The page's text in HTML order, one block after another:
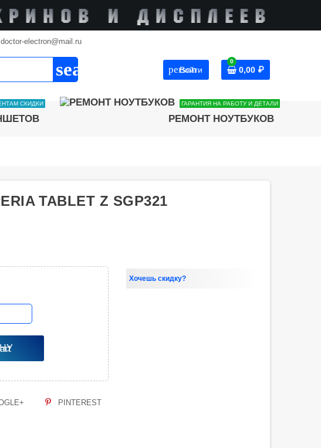
doctor-electron@mail.ru
search person
Войти
0
0,00 ₽
СКИДКИ
РЕМОНТ НОУТБУКОВ
ГАРАНТИЯ НА РАБОТУ И ДЕТАЛИ
TABLET Z SGP321
PINTEREST
Хочешь скидку?